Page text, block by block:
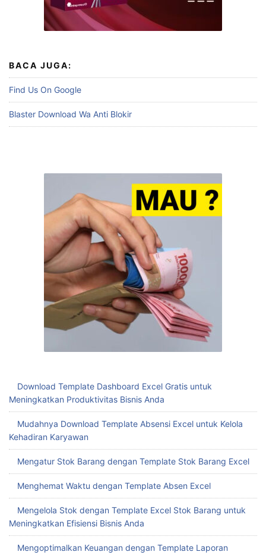
BACA JUGA:
Find Us On Google
Blaster Download Wa Anti Blokir
Download Template Dashboard Excel Gratis untuk
Meningkatkan Produktivitas Bisnis Anda
Mudahnya Download Template Absensi Excel untuk Kelola
Kehadiran Karyawan
Mengatur Stok Barang dengan Template Stok Barang Excel
Menghemat Waktu dengan Template Absen Excel
Mengelola Stok dengan Template Excel Stok Barang untuk
Meningkatkan Efisiensi Bisnis Anda
Mengoptimalkan Keuangan dengan Template Laporan